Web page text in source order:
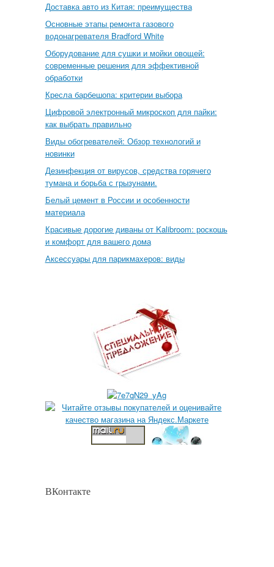
Доставка авто из Китая: преимущества
Основные этапы ремонта газового
водонагревателя Bradford White
Оборудование для сушки и мойки овощей:
современные решения для эффективной
обработки
Кресла барбешопа: критерии выбора
Цифровой электронный микроскоп для пайки:
как выбрать правильно
Виды обогревателей: Обзор технологий и
новинки
Дезинфекция от вирусов, средства горячего
тумана и борьба с грызунами.
Белый цемент в России и особенности
материала
Красивые дорогие диваны от Kalibroom: роскошь
и комфорт для вашего дома
Аксессуары для парикмахеров: виды
ВКонтакте